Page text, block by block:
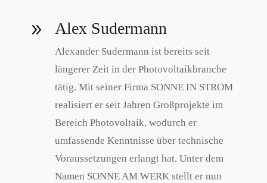
9 Alex Sudermann
Alexander Sudermann ist bereits seit
längerer Zeit in der Photovoltaikbranche
tätig. Mit seiner Firma SONNE IN STROM
realisiert er seit Jahren Großprojekte im
Bereich Photovoltaik, wodurch er
umfassende Kenntnisse über technische
Voraussetzungen erlangt hat. Unter dem
Namen SONNE AM WERK stellt er nun